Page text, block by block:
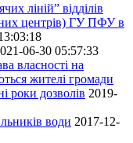
ліній” відділів
центрів) ГУ ПФУ в
06-30 05:57:33
власності на
жителі громади
роки дозволів 2019-
води 2017-12-